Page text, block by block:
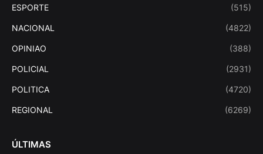
ESPORTE (515)
NACIONAL (4822)
OPINIAO (388)
POLICIAL (2931)
POLITICA (4720)
REGIONAL (6269)
ÚLTIMAS